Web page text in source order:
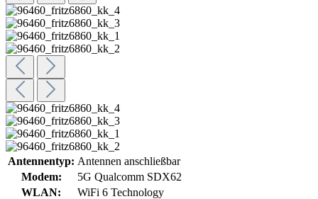
Antennentyp: Antennen anschließbar
Modem:
5G Qualcomm SDX62
WLAN:
WiFi 6 Technology